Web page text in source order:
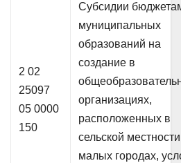
2 02
25097
05 0000
150
Субсидии
муниципальных
образований на
создание в
организациях,
расположенных в
сельской
малых городах,